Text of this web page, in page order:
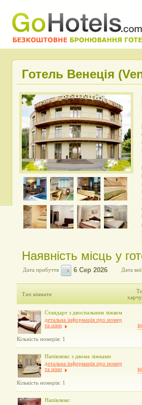
Готель Венеція
Наявність місць у
Дата прибуття Дата
Тип кімнати
Стандарт з двоспальним ліжком
детальна інформація про номер
та ціни
Кількість номерів: 1
Напівлюкс з двома ліжками
детальна інформація про номер
та ціни
Кількість номерів: 1
Напівлюкс